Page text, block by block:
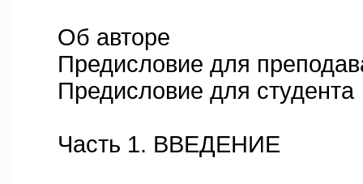
Об авторе
Предисловие для
Предисловие для студента
Часть 1. ВВЕДЕНИЕ